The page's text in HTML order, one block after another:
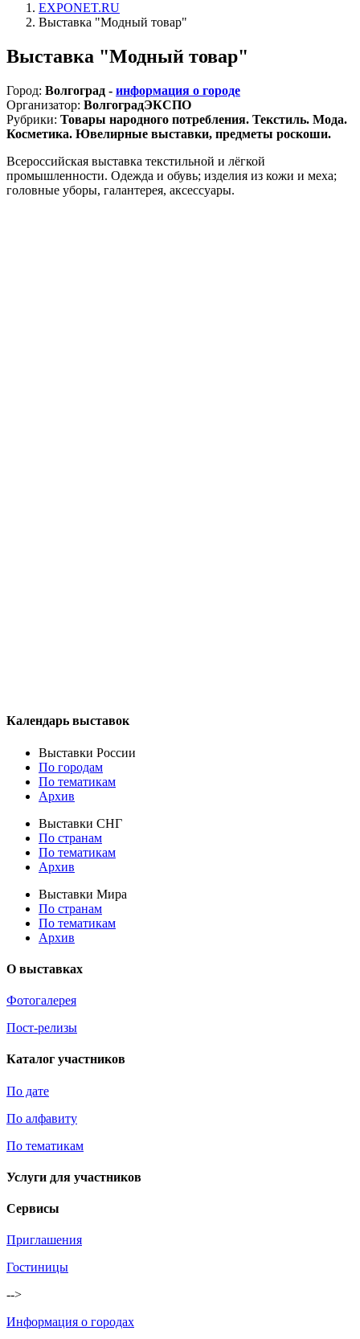
EXPONET.RU
Выставка "Модный товар"
Выставка "Модный товар"
Город: Волгоград - информация о городе
Организатор: ВолгоградЭКСПО
Рубрики: Товары народного потребления. Текстиль. Мода.
Косметика. Ювелирные выставки, предметы роскоши.
Всероссийская выставка текстильной и лёгкой
промышленности. Одежда и обувь; изделия из кожи и меха;
головные уборы, галантерея, аксессуары.
Календарь выставок
Выставки России
По городам
По тематикам
Архив
Выставки СНГ
По странам
По тематикам
Архив
Выставки Мира
По странам
По тематикам
Архив
О выставках
Фотогалерея
Пост-релизы
Каталог участников
По дате
По алфавиту
По тематикам
Услуги для участников
Сервисы
Приглашения
Гостиницы
-->
Информация о городах